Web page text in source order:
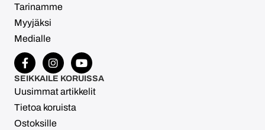
Tarinamme
Myyjäksi
Medialle
SEIKKAILE KORUISSA
Uusimmat artikkelit
Tietoa koruista
Ostoksille